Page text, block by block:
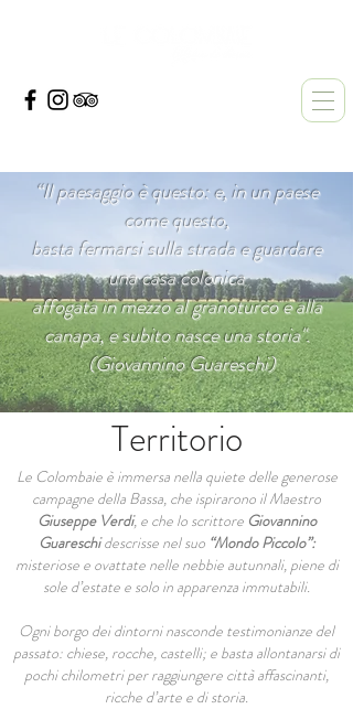
“Il paesaggio è questo:e, in un paese
come questo,
basta fermarsi sulla stradae guardare
una casa colonica
affogata in mezzo al granoturco e alla
canapa,e subito nasce una storia".
(Giovannino Guareschi)
Territorio
Le Colombaie è immersa nella quiete delle generose
campagne della Bassa, che ispirarono il Maestro
Giuseppe Verdi, e che lo scrittore Giovannino
Guareschidescrisse nel suo “Mondo Piccolo”:
misteriose e ovattate nelle nebbie autunnali, piene di
sole d’estate e solo in apparenza immutabili.
Ogni borgo dei dintorni nasconde testimonianze del
passato: chiese, rocche, castelli; e basta allontanarsi di
pochi chilometri per raggiungere città affascinanti,
ricche d’arte e di storia.